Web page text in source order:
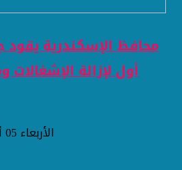
محافظ الإسكندرية يقود
أول لإزالة
الأربعاء 05 أغسطس 2026 04:39 مساءً